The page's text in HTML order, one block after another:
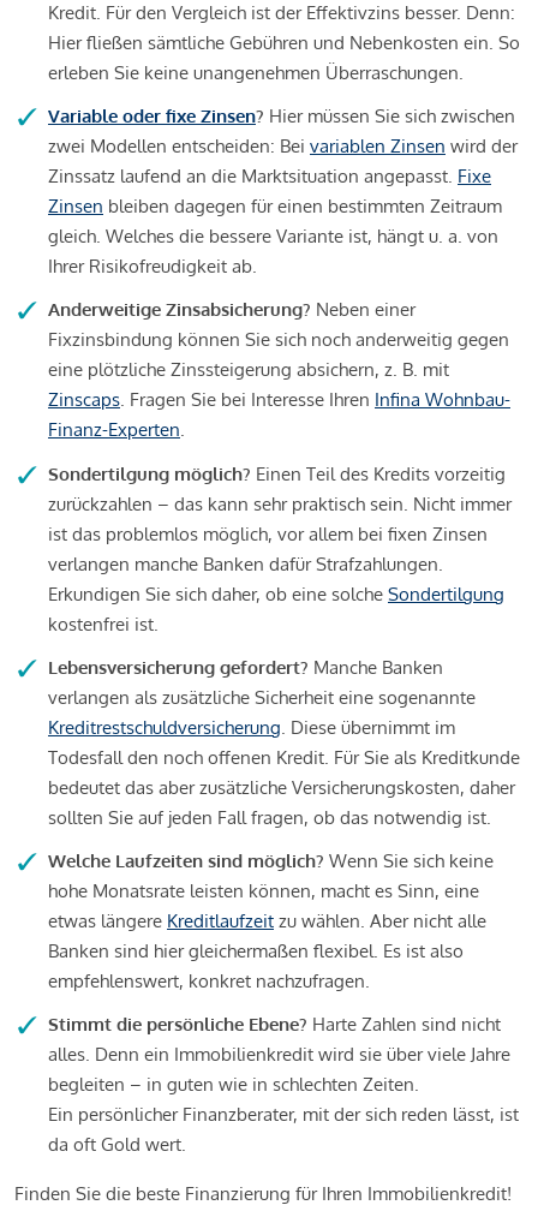
Kredit. Für den Vergleich ist der Effektivzins besser. Denn:
Hier fließen sämtliche Gebühren und Nebenkosten ein. So
erleben Sie keine unangenehmen Überraschungen.
Variable oder fixe Zinsen? Hier müssen Sie sich zwischen
zwei Modellen entscheiden: Bei variablen Zinsen wird der
Zinssatz laufend an die Marktsituation angepasst. Fixe
Zinsen bleiben dagegen für einen bestimmten Zeitraum
gleich. Welches die bessere Variante ist, hängt u. a. von
Ihrer Risikofreudigkeit ab.
Anderweitige Zinsabsicherung? Neben einer
Fixzinsbindung können Sie sich noch anderweitig gegen
eine plötzliche Zinssteigerung absichern, z. B. mit
Zinscaps. Fragen Sie bei Interesse Ihren Infina Wohnbau-
Finanz-Experten.
Sondertilgung möglich? Einen Teil des Kredits vorzeitig
zurückzahlen – das kann sehr praktisch sein. Nicht immer
ist das problemlos möglich, vor allem bei fixen Zinsen
verlangen manche Banken dafür Strafzahlungen.
Erkundigen Sie sich daher, ob eine solche Sondertilgung
kostenfrei ist.
Lebensversicherung gefordert? Manche Banken
verlangen als zusätzliche Sicherheit eine sogenannte
Kreditrestschuldversicherung. Diese übernimmt im
Todesfall den noch offenen Kredit. Für Sie als Kreditkunde
bedeutet das aber zusätzliche Versicherungskosten, daher
sollten Sie auf jeden Fall fragen, ob das notwendig ist.
Welche Laufzeiten sind möglich? Wenn Sie sich keine
hohe Monatsrate leisten können, macht es Sinn, eine
etwas längere Kreditlaufzeit zu wählen. Aber nicht alle
Banken sind hier gleichermaßen flexibel. Es ist also
empfehlenswert, konkret nachzufragen.
Stimmt die persönliche Ebene? Harte Zahlen sind nicht
alles. Denn ein Immobilienkredit wird sie über viele Jahre
begleiten – in guten wie in schlechten Zeiten.
Ein persönlicher Finanzberater, mit der sich reden lässt, ist
da oft Gold wert.
Finden Sie die beste Finanzierung für Ihren Immobilienkredit!